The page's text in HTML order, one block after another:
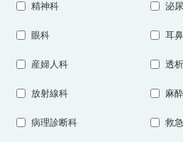
精神科 泌
眼科 耳
産婦人科 透析
放射線科 麻
病理診断科 救